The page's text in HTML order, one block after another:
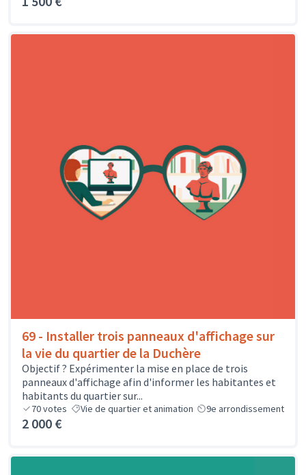
69 - Installer trois panneaux d'affichage sur
la vie du quartier de la Duchère
Objectif ? Expérimenter la mise en place de trois
panneaux d'affichage afin d'informer les habitantes et
habitants du quartier sur...
70votes Vie de quartier et animation 9e arrondissement
2 000 €